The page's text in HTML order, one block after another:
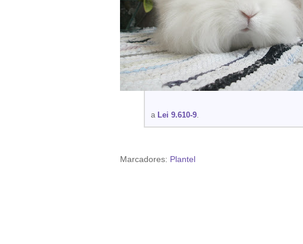
a Lei 9.610-9.
Marcadores: Plantel